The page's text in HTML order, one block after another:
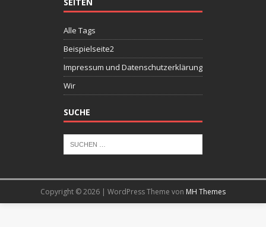
Alle Tags
Beispielseite2
Impressum und Datenschutzerklärung
Wir
SUCHE
Copyright © 2026 | WordPress Theme von MH Themes